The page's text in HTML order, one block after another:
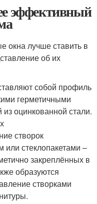
эффективный
окна лучше ставить в
об их
собой профиль
герметичными
оцинкованной стали.
створок
стеклопакетами –
закреплённых в
образуются
створками